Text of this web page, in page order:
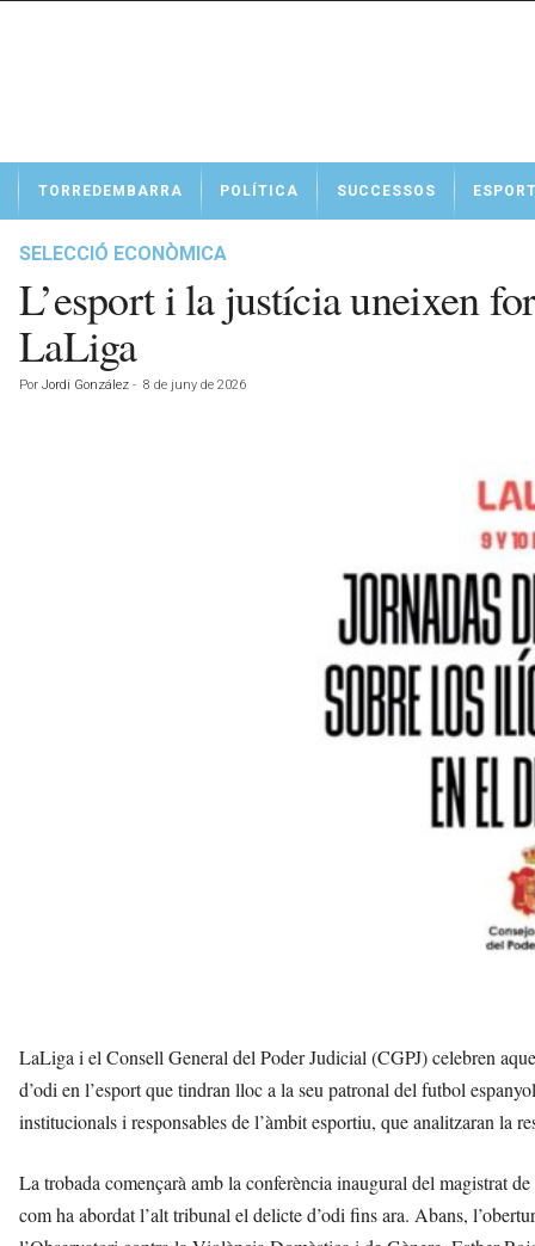
t
TORREDEMBARRA POLÍTICA SUCCESSOS
SELECCIÓ ECONÒMICA
L’esport i la justícia uneixen
LaLiga
Por Jordi González - 8 de juny de 2026
LaLiga i el Consell General del Poder Judicial (CGPJ) celebren
d’odi en l’esport que tindran lloc a la seu patronal del futbol
institucionals i responsables de l’àmbit esportiu, que analitzaran la
La trobada començarà amb la conferència inaugural del magistrat
com ha abordat l’alt tribunal el delicte d’odi fins ara. Abans,